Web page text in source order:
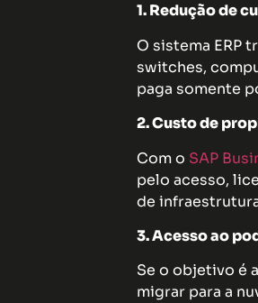
1. Redução de
O sistema ERP
switches,
paga somente
2. Custo de
Com o SAP
pelo acesso,
de
3. Acesso ao
Se o objetivo é
migrar para a